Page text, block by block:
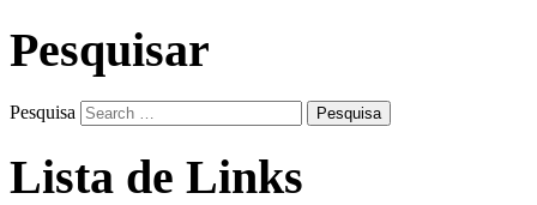
Pesquisar
Pesquisa
Lista de Links